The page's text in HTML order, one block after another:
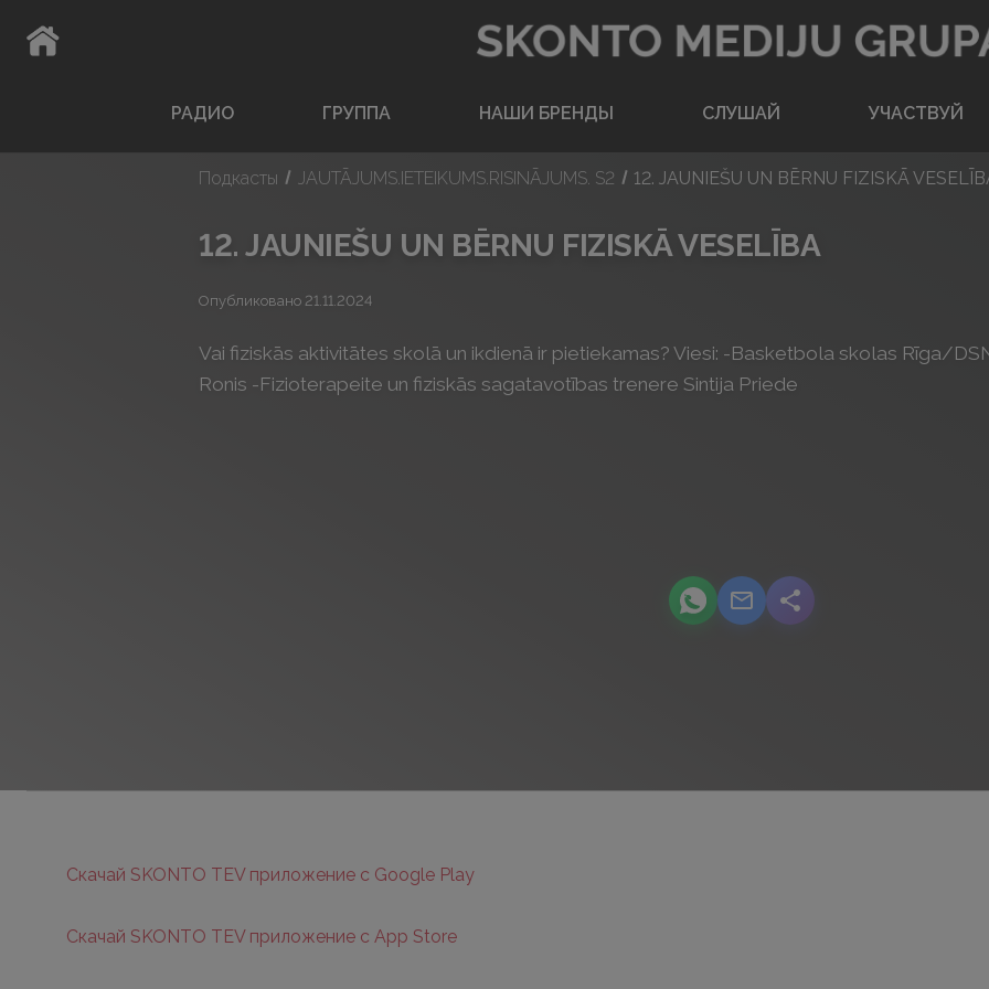
РАДИО ГРУППА НАШИ БРЕНДЫ CЛУШАЙ УЧАСТВУЙ
Подкасты JAUTĀJUMS.IETEIKUMS.RISINĀJUMS. S2 12. JAUNIEŠU UN BĒRNU FIZISKĀ
12. JAUNIEŠU UN BĒRNU FIZISKĀ VESELĪBA
Опубликовано 21.11.2024
Vai fiziskās aktivitātes skolā un ikdienā ir pietiekamas? Viesi: -Basketbola skolas Rīga/
Ronis -Fizioterapeite un fiziskās sagatavotības trenere Sintija Priede
podcast.share-title WhatsApp
podcast.share-title Email
podcast.share-title
Скачай SKONTO TEV приложение с Google Play
Скачай SKONTO TEV приложение с App Store